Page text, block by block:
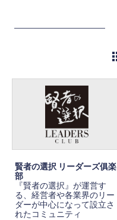
賢者の選択 リーダーズ俱楽
部
『賢者の選択』が運営す
る、経営者や各業界のリー
ダーが中心になって設立さ
れたコミュニティ